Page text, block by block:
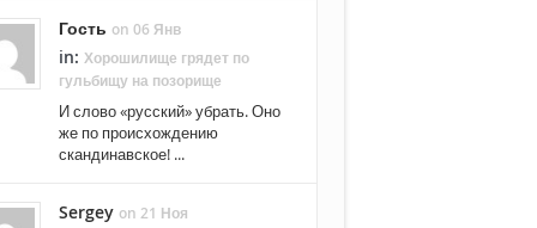
Гость on 06 Янв
in: Хорошилище грядет по
гульбищу на позорище
И слово «русский» убрать. Оно
же по происхождению
скандинавское! ...
Sergey on 21 Ноя